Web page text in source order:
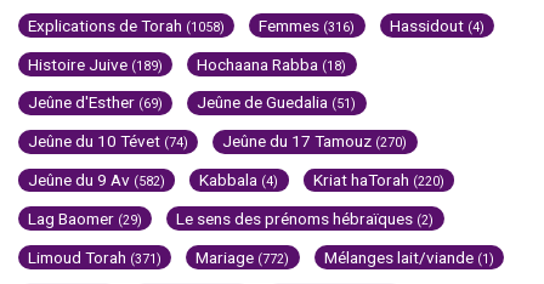
Explications de Torah (1058) Femmes (316) Hassidout (4)
Histoire Juive (189) Hochaana Rabba (18)
Jeûne d'Esther (69) Jeûne de Guedalia (51)
Jeûne du 10 Tévet (74) Jeûne du 17 Tamouz (270)
Jeûne du 9 Av (582) Kabbala (4) Kriat haTorah (220)
Lag Baomer (29) Le sens des prénoms hébraïques (2)
Limoud Torah (371) Mariage (772) Mélanges lait/viande (1)